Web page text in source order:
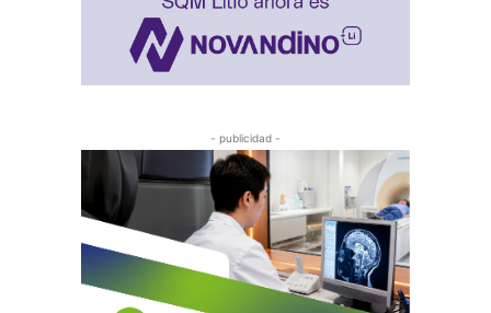
- publicidad -